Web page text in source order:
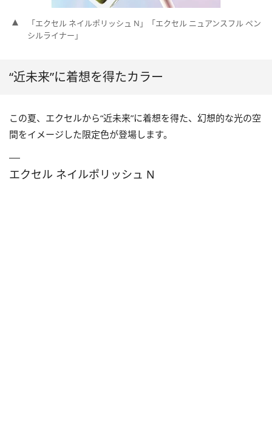
「エクセル ネイルポリッシュ N」「エクセル ニュアンスフル ペン
シルライナー」
“近未来”に着想を得たカラー
この夏、エクセルから“近未来”に着想を得た、幻想的な光の空
間をイメージした限定色が登場します。
エクセル ネイルポリッシュ N